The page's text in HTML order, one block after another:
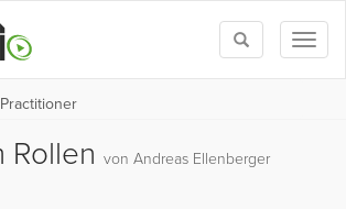
Toggle
search
Rollen von Andreas Ellenberger